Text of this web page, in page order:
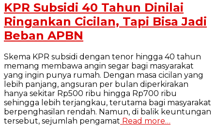
KPR Subsidi 40 Tahun Dinilai
Ringankan Cicilan, Tapi Bisa Jadi
Beban APBN
Skema KPR subsidi dengan tenor hingga 40 tahun
memang membawa angin segar bagi masyarakat
yang ingin punya rumah. Dengan masa cicilan yang
lebih panjang, angsuran per bulan diperkirakan
hanya sekitar Rp500 ribu hingga Rp700 ribu
sehingga lebih terjangkau, terutama bagi masyarakat
berpenghasilan rendah. Namun, di balik keuntungan
tersebut, sejumlah pengamat Read more…